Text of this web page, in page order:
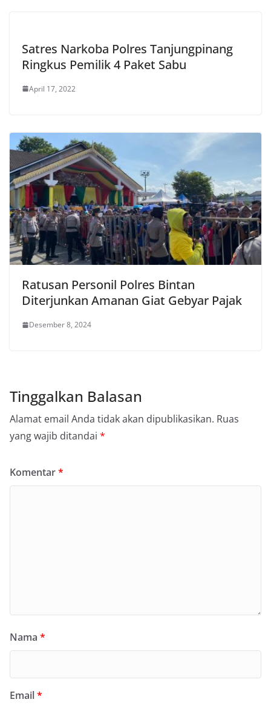
Satres Narkoba Polres Tanjungpinang
Ringkus Pemilik 4 Paket Sabu
April 17, 2022
Ratusan Personil Polres Bintan
Diterjunkan Amanan Giat Gebyar Pajak
Desember 8, 2024
Tinggalkan Balasan
Alamat email Anda tidak akan dipublikasikan. Ruas
yang wajib ditandai *
Komentar*
Nama *
Email*